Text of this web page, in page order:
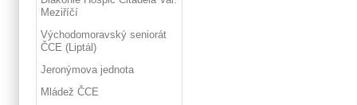
Meziříčí
Východomoravský seniorát
ČCE (Liptál)
Jeronýmova jednota
Mládež ČCE